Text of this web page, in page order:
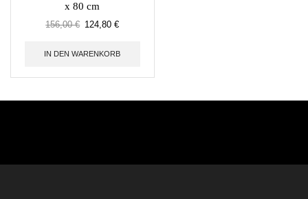
x 80 cm
156,00€ 124,80€
IN DEN WARENKORB